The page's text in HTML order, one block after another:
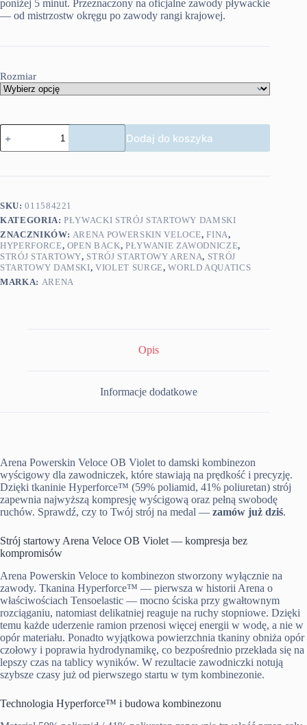
poniżej 5 minut. Przeznaczony na oficjalne zawody pływackie
— od mistrzostw okręgu po zawody rangi krajowej.
Rozmiar
ilość
ARENA
DAMSKI
VIOLET
Dodaj do koszyka
SKU:011584221
KATEGORIA:PŁYWACKI STRÓJ STARTOWY DAMSKI
ZNACZNIKÓW: ARENA POWERSKIN VELOCE,FINA,
HYPERFORCE, OPEN BACK, PŁYWANIE ZAWODNICZE,
STRÓJ STARTOWY, STRÓJ STARTOWY ARENA, STRÓJ
STARTOWY DAMSKI,VIOLET SURGE,WORLD AQUATICS
MARKA: ARENA
Opis
Informacje dodatkowe
Arena Powerskin Veloce OB Violet to damski kombinezon
wyścigowy dla zawodniczek, które stawiają na prędkość i precyzję.
Dzięki tkaninie Hyperforce™ (59% poliamid, 41% poliuretan) strój
zapewnia najwyższą kompresję wyścigową oraz pełną swobodę
ruchów. Sprawdź, czy to Twój strój na medal — zamów już dziś.
Strój startowy Arena Veloce OB Violet — kompresja bez
kompromisów
Arena Powerskin Veloce to kombinezon stworzony wyłącznie na
zawody. Tkanina Hyperforce™ — pierwsza w historii Arena o
właściwościach Tensoelastic — mocno ściska przy gwałtownym
rozciąganiu, natomiast delikatniej reaguje na ruchy stopniowe. Dzięki
temu każde uderzenie ramion przenosi więcej energii w wodę, a nie w
opór materiału. Ponadto wyjątkowa powierzchnia tkaniny obniża opór
czołowy i poprawia hydrodynamikę, co bezpośrednio przekłada się na
lepszy czas na tablicy wyników. W rezultacie zawodniczki notują
szybsze czasy już od pierwszego startu w tym kombinezonie.
Technologia Hyperforce™ i budowa kombinezonu